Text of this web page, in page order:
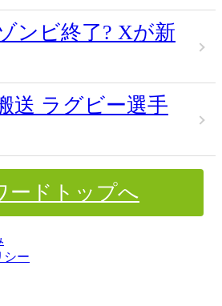
ンビ終了? Xが新
送 ラグビー選手
ードトップへ
シー